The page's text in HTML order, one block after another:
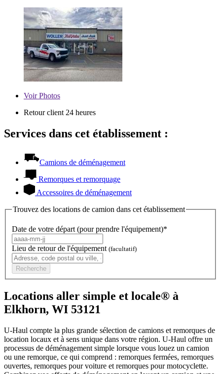
VoirPhotos
Retour client 24 heures
Services dans cet établissement :
Camions de déménagement
Remorques et remorquage
Accessoires de déménagement
Trouvez des locations de camion dans cet établissement
Date de votre départ (pour prendre l'équipement)*
Lieu de retour de l'équipement (facultatif)
Recherche
Locations aller simple et locale® à
Elkhorn, WI 53121
U-Haul compte la plus grande sélection de camions et remorques de
location locaux et à sens unique dans votre région. U-Haul offre un
processus de déménagement simple lorsque vous louez un camion
ou une remorque, ce qui comprend : remorques fermées, remorques
ouvertes, remorques pour voiture et remorques pour motocyclette.